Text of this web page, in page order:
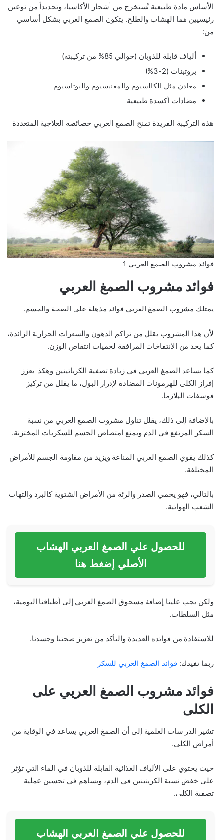
الأساس مادة طبيعية تُستخرج من أشجار الأكاسيا، وتحديداً من نوعين
رئيسيين هما الهشاب والطلح. يتكون الصمغ العربي بشكل أساسي
من:
ألياف قابلة للذوبان (حوالي 85% من تركيبته)
بروتينات (2-3%)
معادن مثل الكالسيوم والمغنيسيوم والبوتاسيوم
مضادات أكسدة طبيعية
هذه التركيبة الفريدة تمنح الصمغ العربي خصائصه العلاجية المتعددة
فوائد مشروب الصمغ العربي 1
فوائد مشروب الصمغ العربي
يمتلك مشروب الصمغ العربي فوائد مذهلة على الصحة والجسم.
لأن هذا المشروب يقلل من تراكم الدهون والسعرات الحرارية الزائدة،
كما يحد من الانتفاخات المرافقة لحميات انتقاص الوزن.
كما يساعد الصمغ العربي في زيادة تصفية الكرياتينين وهكذا يعزز
إفراز الكلى للهرمونات المضادة لإدرار البول، ما يقلل من تركيز
فوسفات البلازما.
بالإضافة إلى ذلك، يقلل تناول مشروب الصمغ العربي من نسبة
السكر المرتفع في الدم ويمنع امتصاص الجسم للسكريات المختزنة.
كذلك يقوي الصمغ العربي المناعة ويزيد من مقاومة الجسم للأمراض
المختلفة.
بالتالي، فهو يحمي الصدر والرئة من الأمراض الشتوية كالبرد والتهاب
الشعب الهوائية.
للحصول علي الصمغ العربي الهشاب
الأصلي إضغط هنا
ولكن يجب علينا إضافة مسحوق الصمغ العربي إلى أطباقنا اليومية،
مثل السلطات.
للاستفادة من فوائده العديدة والتأكد من تعزيز صحتنا وجسدنا.
ربما تفيدك: فوائد الصمغ العربي للسكر
فوائد مشروب الصمغ العربي على
الكلى
تشير الدراسات العلمية إلى أن الصمغ العربي يساعد في الوقاية من
أمراض الكلى.
حيث يحتوي على الألياف الغذائية القابلة للذوبان في الماء التي تؤثر
على خفض نسبة الكريتينين في الدم، ويساهم في تحسين عملية
تصفية الكلى.
للحصول علي الصمغ العربي الهشاب